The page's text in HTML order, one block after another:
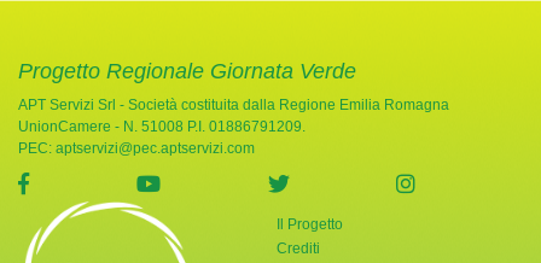
Progetto Regionale Giornata Verde
APT Servizi Srl - Società costituita dalla Regione Emilia Romagna
UnionCamere - N. 51008 P.I. 01886791209.
PEC: aptservizi@pec.aptservizi.com
visita la pagina Facebook di Giornata Verde
visita la pagina YouTube di Giornata
visita la pagina Twitter di
visita la
Il Progetto
Crediti